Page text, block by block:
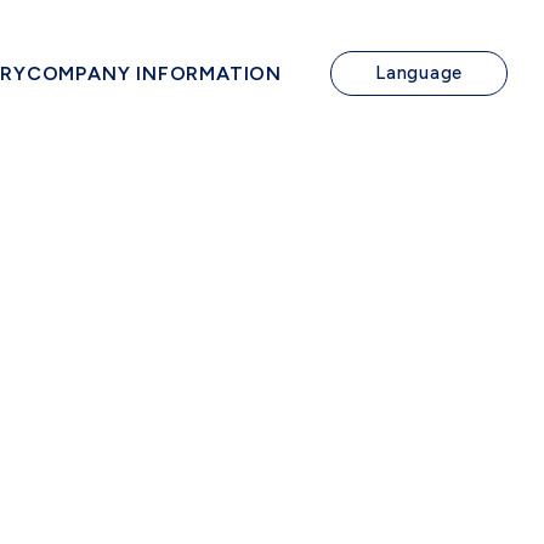
COMPANY INFORMATION Language